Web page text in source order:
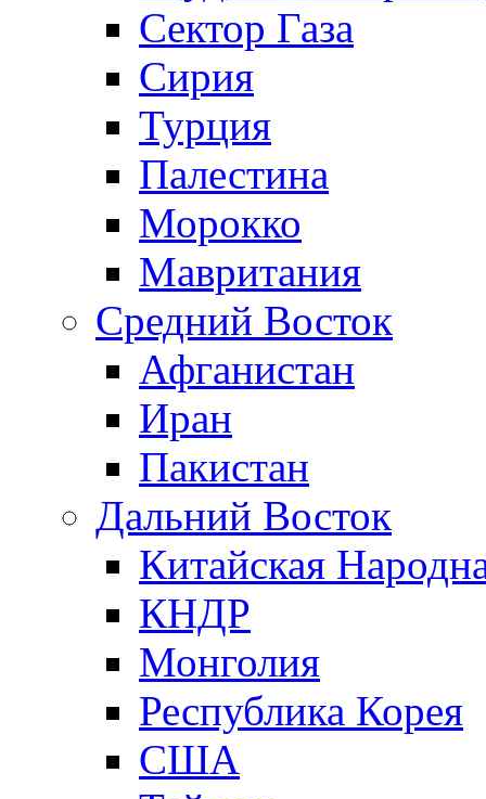
Сектор Газа
Сирия
Турция
Палестина
Морокко
Мавритания
Средний Восток
Афганистан
Иран
Пакистан
Дальний Восток
Китайская
КНДР
Монголия
Республика Корея
США